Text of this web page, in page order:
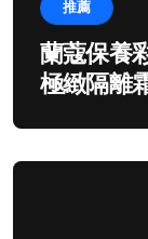
推薦
蘭蔻保養
極緻隔離